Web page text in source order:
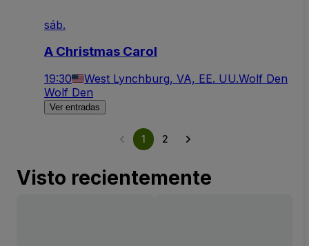
sáb.
A Christmas Carol
19:30 West Lynchburg, VA, EE. UU.Wolf Den
Wolf Den
Ver entradas
1 2
Visto recientemente